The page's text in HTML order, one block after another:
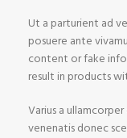
Ut a parturient ad
posuere ante
content or fake
result in products
Varius a
venenatis donec